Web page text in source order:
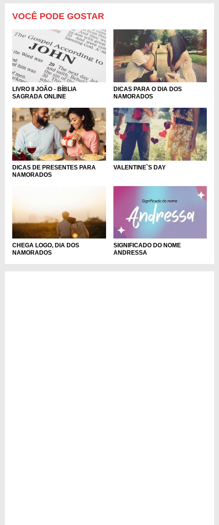
VOCÊ PODE GOSTAR
LIVRO II JOÃO - BÍBLIA
SAGRADA ONLINE
DICAS PARA O DIA DOS
NAMORADOS
DICAS DE PRESENTES PARA
NAMORADOS
VALENTINE`S DAY
CHEGA LOGO, DIA DOS
NAMORADOS
SIGNIFICADO DO NOME
ANDRESSA